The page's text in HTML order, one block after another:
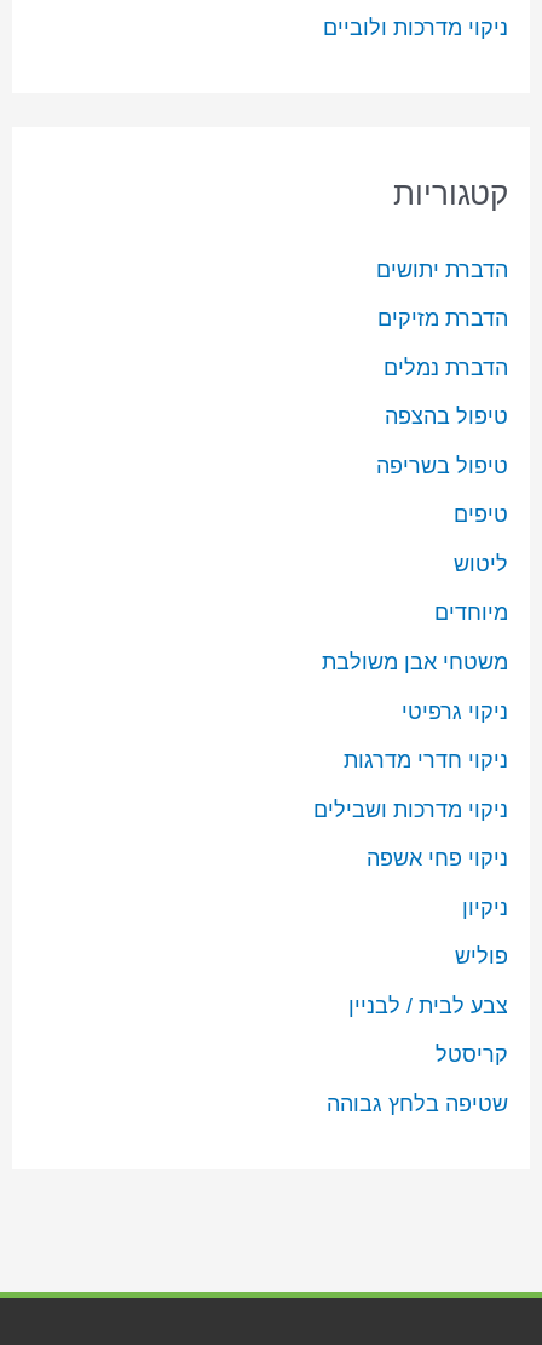
ניקוי מדרכות ולוביים
קטגוריות
הדברת יתושים
הדברת מזיקים
הדברת נמלים
טיפול בהצפה
טיפול בשריפה
טיפים
ליטוש
מיוחדים
משטחי אבן משולבת
ניקוי גרפיטי
ניקוי חדרי מדרגות
ניקוי מדרכות ושבילים
ניקוי פחי אשפה
ניקיון
פוליש
צבע לבית / לבניין
קריסטל
שטיפה בלחץ גבוהה